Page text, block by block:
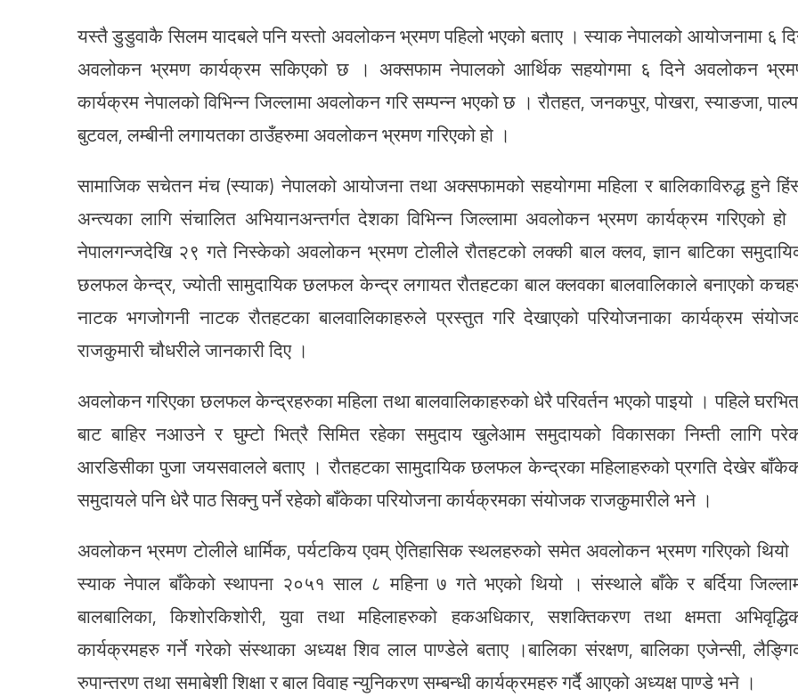
यस्तै डुडुवाकै सिलम यादबले पनि यस्तो अवलोकन भ्रमण पहिलो भएको बताए । स्याक नेपालको आयोजनामा ६
अवलोकन भ्रमण कार्यक्रम सकिएको छ । अक्सफाम नेपालको आर्थिक सहयोगमा ६ दिने अवलोकन
कार्यक्रम नेपालको विभिन्न जिल्लामा अवलोकन गरि सम्पन्न भएको छ । रौतहत, जनकपुर, पोखरा, स्याङजा,
बुटवल, लम्बीनी लगायतका ठाउँहरुमा अवलोकन भ्रमण गरिएको हो ।
सामाजिक सचेतन मंच (स्याक) नेपालको आयोजना तथा अक्सफामको सहयोगमा महिला र बालिकाविरुद्ध हुने
अन्त्यका लागि संचालित अभियानअन्तर्गत देशका विभिन्न जिल्लामा अवलोकन भ्रमण कार्यक्रम गरिएको हो
नेपालगन्जदेखि २९ गते निस्केको अवलोकन भ्रमण टोलीले रौतहटको लक्की बाल क्लव, ज्ञान बाटिका
छलफल केन्द्र, ज्योती सामुदायिक छलफल केन्द्र लगायत रौतहटका बाल क्लवका बालवालिकाले बनाएको
नाटक भगजोगनी नाटक रौतहटका बालवालिकाहरुले प्रस्तुत गरि देखाएको परियोजनाका कार्यक्रम
राजकुमारी चौधरीले जानकारी दिए ।
अवलोकन गरिएका छलफल केन्द्रहरुका महिला तथा बालवालिकाहरुको धेरै परिवर्तन भएको पाइयो । पहिले
बाट बाहिर नआउने र घुम्टो भित्रै सिमित रहेका समुदाय खुलेआम समुदायको विकासका निम्ती लागि
आरडिसीका पुजा जयसवालले बताए । रौतहटका सामुदायिक छलफल केन्द्रका महिलाहरुको प्रगति देखेर
समुदायले पनि धेरै पाठ सिक्नु पर्ने रहेको बाँकेका परियोजना कार्यक्रमका संयोजक राजकुमारीले भने ।
अवलोकन भ्रमण टोलीले धार्मिक, पर्यटकिय एवम् ऐतिहासिक स्थलहरुको समेत अवलोकन भ्रमण गरिएको थियो
स्याक नेपाल बाँकेको स्थापना २०५१ साल ८ महिना ७ गते भएको थियो । संस्थाले बाँके र बर्दिया
बालबालिका, किशोरकिशोरी, युवा तथा महिलाहरुको हकअधिकार, सशक्तिकरण तथा क्षमता
कार्यक्रमहरु गर्ने गरेको संस्थाका अध्यक्ष शिव लाल पाण्डेले बताए ।बालिका संरक्षण, बालिका एजेन्सी,
रुपान्तरण तथा समाबेशी शिक्षा र बाल विवाह न्युनिकरण सम्बन्धी कार्यक्रमहरु गर्दै आएको अध्यक्ष पाण्डे भने ।